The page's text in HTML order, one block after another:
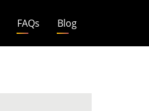
FAQs Blog